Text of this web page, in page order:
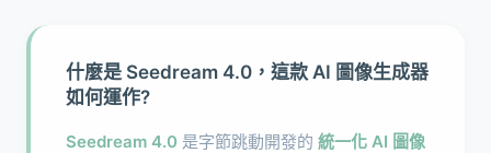
什麼是 Seedream 4.0，這款 AI 圖像生成器
如何運作?
Seedream 4.0 是字節跳動開發的 統一化 AI 圖像